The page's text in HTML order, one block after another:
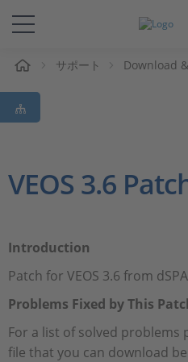
ソリューションと製品
サポート
企業情報
採用情報
サポート Download
VEOS 3.6
Introduction
Patch for VEOS 3.6 from
Problems Fixed by This
For a list of solved problems
file that you can download